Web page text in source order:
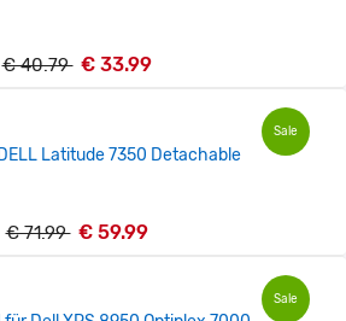
€ 40.79 € 33.99
Sale
Latitude 7350 Detachable
€ 71.99 € 59.99
Sale